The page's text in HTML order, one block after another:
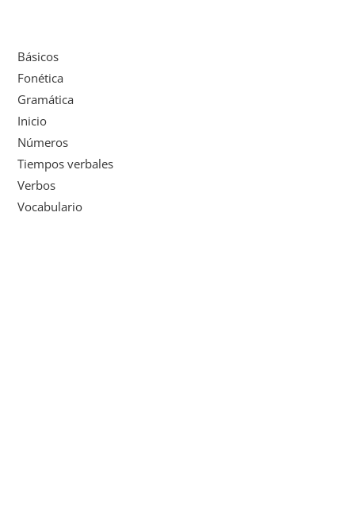
Básicos
Fonética
Gramática
Inicio
Números
Tiempos verbales
Verbos
Vocabulario